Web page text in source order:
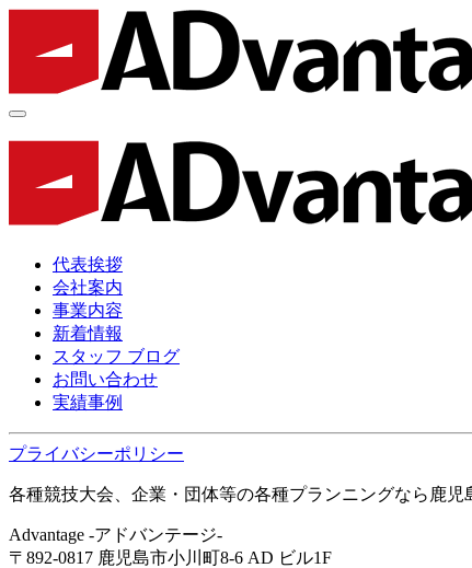
代表挨拶
会社案内
事業内容
新着情報
スタッフ ブログ
お問い合わせ
実績事例
プライバシーポリシー
各種競技大会、企業・団体等の各種プランニングなら鹿
Advantage -アドバンテージ-
〒892-0817 鹿児島市小川町8-6 AD ビル1F